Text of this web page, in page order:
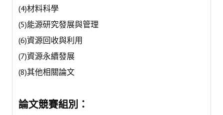
專題討論會論文集
鑽禧紀念冊
礦冶工程名詞與礦冶辭典
學會電子報
(4)材料科學
(5)能源研究發展與管理
(6)資源回收與利用
(7)資源永續發展
(8)其他相關論文
論文競賽組別：